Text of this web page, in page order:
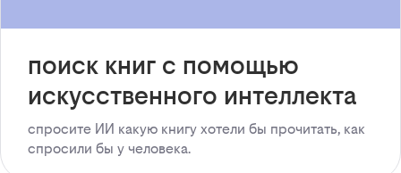
поиск книг с помощью
искусственного интеллекта
спросите ИИ какую книгу хотели бы прочитать, как
спросили бы у человека.